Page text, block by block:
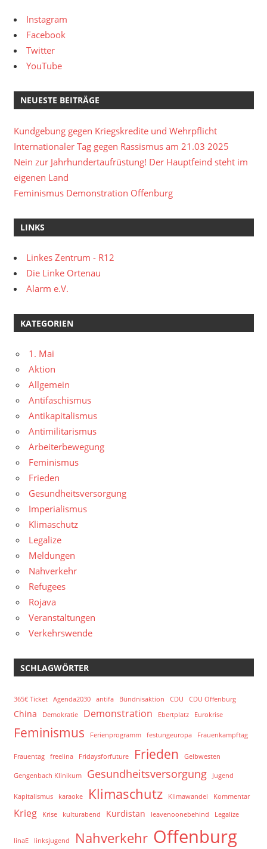
Instagram
Facebook
Twitter
YouTube
NEUESTE BEITRÄGE
Kundgebung gegen Kriegskredite und Wehrpflicht
Internationaler Tag gegen Rassismus am 21.03 2025
Nein zur Jahrhundertaufrüstung! Der Hauptfeind steht im
eigenen Land
Feminismus Demonstration Offenburg
LINKS
Linkes Zentrum - R12
Die Linke Ortenau
Alarm e.V.
KATEGORIEN
1. Mai
Aktion
Allgemein
Antifaschismus
Antikapitalismus
Antimilitarismus
Arbeiterbewegung
Feminismus
Frieden
Gesundheitsversorgung
Imperialismus
Klimaschutz
Legalize
Meldungen
Nahverkehr
Refugees
Rojava
Veranstaltungen
Verkehrswende
SCHLAGWÖRTER
365€ Ticket Agenda2030 antifa Bündnisaktion CDU CDU Offenburg
China Demokratie Demonstration Ebertplatz Eurokrise
Feminismus Ferienprogramm festungeuropa Frauenkampftag
Frauentag freelina Fridaysforfuture Frieden Gelbwesten
Gengenbach Klinikum Gesundheitsversorgung Jugend
Kapitalismus karaoke Klimaschutz Klimawandel Kommentar
Krieg Krise kulturabend Kurdistan leavenoonebehind Legalize
linaE linksjugend Nahverkehr Offenburg